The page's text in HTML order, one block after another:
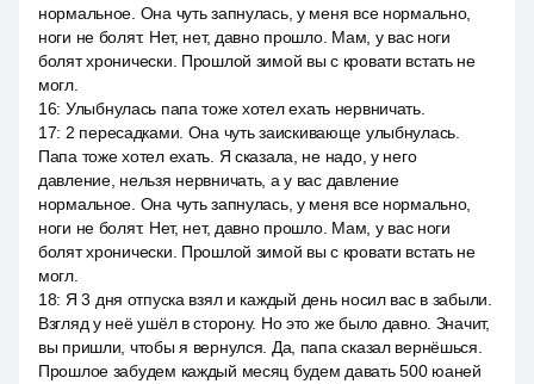
нормальное. Она чуть запнулась, у меня все нормально,
ноги не болят. Нет, нет, давно прошло. Мам, у вас ноги
болят хронически. Прошлой зимой вы с кровати встать не
могл.
16: Улыбнулась папа тоже хотел ехать нервничать.
17: 2 пересадками. Она чуть заискивающе улыбнулась.
Папа тоже хотел ехать. Я сказала, не надо, у него
давление, нельзя нервничать, а у вас давление
нормальное. Она чуть запнулась, у меня все нормально,
ноги не болят. Нет, нет, давно прошло. Мам, у вас ноги
болят хронически. Прошлой зимой вы с кровати встать не
могл.
18: Я 3 дня отпуска взял и каждый день носил вас в забыли.
Взгляд у неё ушёл в сторону. Но это же было давно. Значит,
вы пришли, чтобы я вернулся. Да, папа сказал вернёшься.
Прошлое забудем каждый месяц будем давать 500 юаней